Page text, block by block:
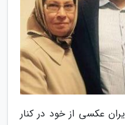
عکسی از خود در کنار